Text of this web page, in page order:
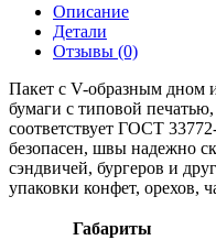
Описание
Детали
Отзывы (0)
Пакет с V-образным дном
бумаги с типовой
соответствует ГОСТ
безопасен, швы надежно
сэндвичей, бургеров и
упаковки конфет, орехов,
Габариты